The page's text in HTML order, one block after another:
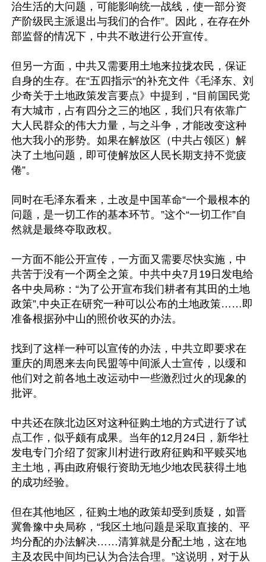
治生活的大问题，可能影响统一战线，使一部分资
产阶级民主派退出与我们的合作”。因此，在存在外
部监督的情况下，中共不敢进行公开宣传。
但另一方面，中共又需要用土地来拉拢农民，保证
自身的生存。在“五四指示“的补充文件《毛泽东、刘
少奇关于土地政策发言要点》中提到，“目前国民党
有大城市，占有四分之三的地区，我们只有依靠广
大人民群众的伟大力量，与之斗争，才能改变这种
他大我小的形势。如果在解放区（中共占领区）解
决了土地问题，即可使解放区人民长期支持不觉疲
倦”。
同时在毛泽东看来，土改是中国革命“一个最根本的
问题，是一切工作的基本环节。”这个“一切工作”自
然就是最终夺取政权。
一方面不能公开宣传，一方面又需要尽快实施，中
共苦于没有一个两全之策。中共中央7月19日发电给
各中央局称：“为了公开宣布我们耕者有其田的土地
政策”,中央正在研究一种可以公布的土地政策……即
准备根据孙中山的照价收买的办法。
找到了这样一种可以宣传的办法，中共立即要求在
重庆的周恩来去向民盟等中间派人士宣传，以缓和
他们对之前各地土改运动中一些激烈过火的现象的
批评。
中共还在陕北边区对这种征购土地的方式进行了试
点工作，似乎颇有成果。当年的12月24日，新华社
发电专门介绍了贺家川村进行政府征购和平赎买地
主土地，再由政府银行资助无地少地农民获得土地
的成功经验。
但在其他地区，征购土地的政策却受到质疑，如晋
冀鲁豫中央局称，“我区土地问题是采取直接的、平
均分配的办法解决……清算就是分配土地，这在地
主及农民中间均已认为合法合理。”这说明，对于从